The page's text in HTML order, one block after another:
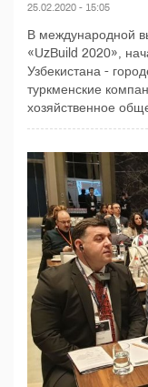
25.02.2020 - 15:05
В международной
«UzBuild 2020»,
Узбекистана -
туркменские
хозяйственное